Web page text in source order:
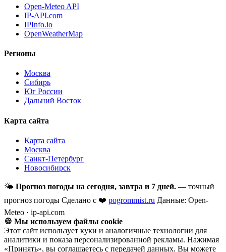
Open-Meteo API
IP-API.com
IPInfo.io
OpenWeatherMap
Регионы
Москва
Сибирь
Юг России
Дальний Восток
Карта сайта
Карта сайта
Москва
Санкт-Петербург
Новосибирск
🌤 Прогноз погоды на сегодня, завтра и 7 дней. — точный
прогноз погоды Сделано с ❤️ pogrommist.ru Данные: Open-
Meteo · ip-api.com
🍪 Мы используем файлы cookie
Этот сайт использует куки и аналогичные технологии для
аналитики и показа персонализированной рекламы. Нажимая
«Принять», вы соглашаетесь с передачей данных. Вы можете